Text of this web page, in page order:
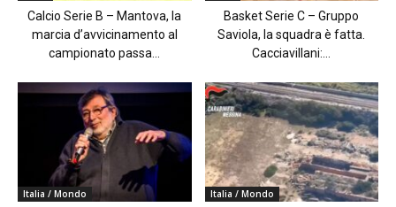
Calcio Serie B – Mantova, la
marcia d’avvicinamento al
campionato passa...
Basket Serie C – Gruppo
Saviola, la squadra è fatta.
Cacciavillani:...
Italia / Mondo Italia / Mondo